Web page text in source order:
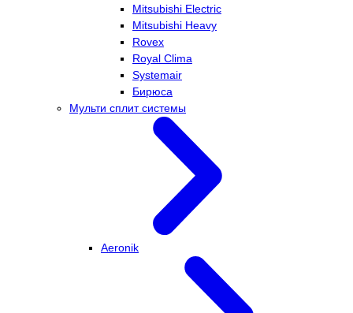
Mitsubishi Electric
Mitsubishi Heavy
Rovex
Royal Clima
Systemair
Бирюса
Мульти сплит системы
Aeronik